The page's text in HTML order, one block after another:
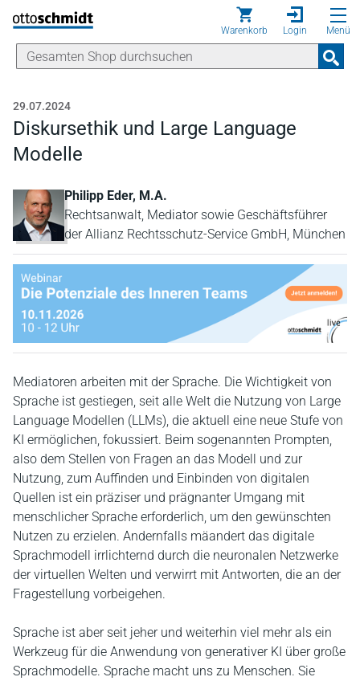
Direkt zum Inhalt
Warenkorb Login Menü
29.07.2024
Diskursethik und Large Language
Modelle
Philipp Eder, M.A.
Rechtsanwalt, Mediator sowie Geschäftsführer
der Allianz Rechtsschutz-Service GmbH, München
Mediatoren arbeiten mit der Sprache. Die Wichtigkeit von
Sprache ist gestiegen, seit alle Welt die Nutzung von Large
Language Modellen (LLMs), die aktuell eine neue Stufe von
KI ermöglichen, fokussiert. Beim sogenannten Prompten,
also dem Stellen von Fragen an das Modell und zur
Nutzung, zum Auffinden und Einbinden von digitalen
Quellen ist ein präziser und prägnanter Umgang mit
menschlicher Sprache erforderlich, um den gewünschten
Nutzen zu erzielen. Andernfalls mäandert das digitale
Sprachmodell irrlichternd durch die neuronalen Netzwerke
der virtuellen Welten und verwirrt mit Antworten, die an der
Fragestellung vorbeigehen.
Sprache ist aber seit jeher und weiterhin viel mehr als ein
Werkzeug für die Anwendung von generativer KI über große
Sprachmodelle. Sprache macht uns zu Menschen. Sie